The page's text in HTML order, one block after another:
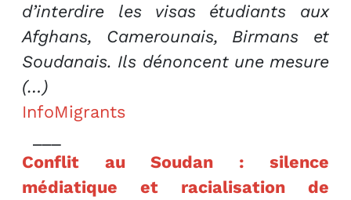
d’interdire les visas étudiants aux
Afghans, Camerounais, Birmans et
Soudanais. Ils dénoncent une mesure
(…)
InfoMigrants
Conflit au Soudan : silence
médiatique et racialisation de